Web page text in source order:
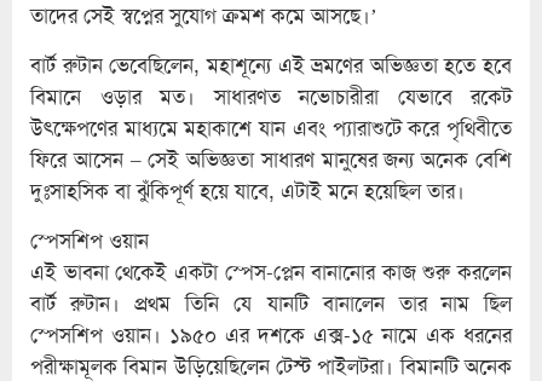
তাদের সেই স্বপ্নের সুযোগ ক্রমশ কমে আসছে।’
বার্ট রুটান ভেবেছিলেন, মহাশূন্যে এই ভ্রমণের অভিজ্ঞতা হতে হবে
বিমানে ওড়ার মত। সাধারণত নভোচারীরা যেভাবে রকেট
উৎক্ষেপণের মাধ্যমে মহাকাশে যান এবং প্যারাশুটে করে পৃথিবীতে
ফিরে আসেন – সেই অভিজ্ঞতা সাধারণ মানুষের জন্য অনেক বেশি
দুঃসাহসিক বা ঝুঁকিপূর্ণ হয়ে যাবে, এটাই মনে হয়েছিল তার।
স্পেসশিপ ওয়ান
এই ভাবনা থেকেই একটা স্পেস-প্লেন বানানোর কাজ শুরু করলেন
বার্ট রুটান। প্রথম তিনি যে যানটি বানালেন তার নাম ছিল
স্পেসশিপ ওয়ান। ১৯৫০ এর দশকে এক্স-১৫ নামে এক ধরনের
পরীক্ষামূলক বিমান উড়িয়েছিলেন টেস্ট পাইলটরা। বিমানটি অনেক